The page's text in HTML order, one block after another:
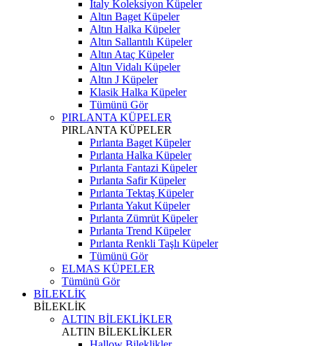
İtaly Koleksiyon Küpeler
Altın Baget Küpeler
Altın Halka Küpeler
Altın Sallantılı Küpeler
Altın Ataç Küpeler
Altın Vidalı Küpeler
Altın J Küpeler
Klasik Halka Küpeler
Tümünü Gör
PIRLANTA KÜPELER
PIRLANTA KÜPELER
Pırlanta Baget Küpeler
Pırlanta Halka Küpeler
Pırlanta Fantazi Küpeler
Pırlanta Safir Küpeler
Pırlanta Tektaş Küpeler
Pırlanta Yakut Küpeler
Pırlanta Zümrüt Küpeler
Pırlanta Trend Küpeler
Pırlanta Renkli Taşlı Küpeler
Tümünü Gör
ELMAS KÜPELER
Tümünü Gör
BİLEKLİK
BİLEKLİK
ALTIN BİLEKLİKLER
ALTIN BİLEKLİKLER